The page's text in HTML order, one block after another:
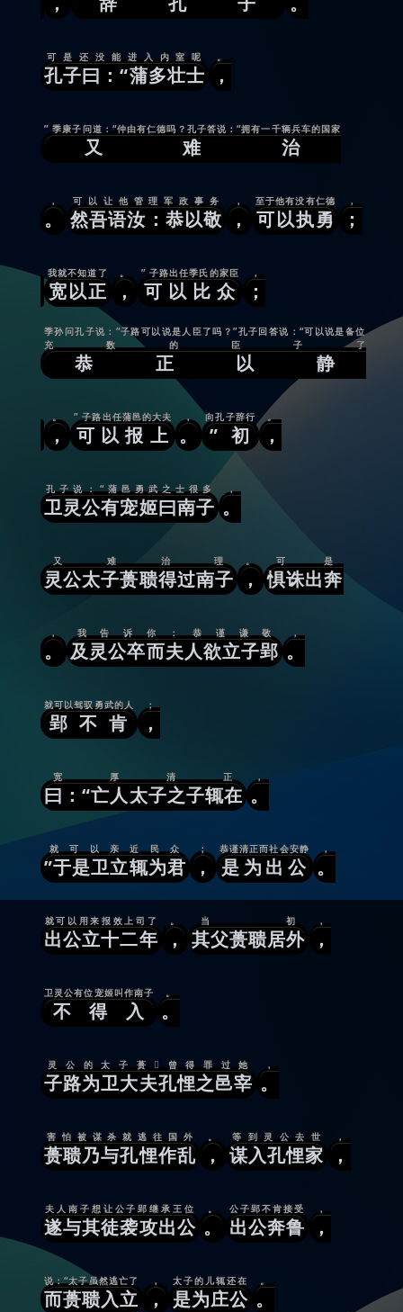
孔子曰：“蒲多壮士
可是还没能进入内室呢
，
。
又难治
” 季康子问道：“仲由有仁德吗？孔子答说：“拥有一千辆兵车的国家
。
，
然吾语汝：恭以敬
可以让他管理军政事务
，
，
可以执勇
至于他有没有仁德
；
，
宽以正
我就不知道了
，
。
可以比众
” 子路出任季氏的家臣
；
，
恭正以静
季孙问孔子说：“子路可以说是人臣了吗？”孔子回答说：“可以说是备位
充数的臣子了
，
。
可以报上
” 子路出任蒲邑的大夫
。
，
” 初
向孔子辞行
，
。
卫灵公有宠姬曰南子
孔子说：“蒲邑勇武之士很多
。
，
灵公太子蒉聩得过南子
又难治理
，
。
惧诛出奔
可是
。
，
及灵公卒而夫人欲立子郢
我告诉你：恭谨谦敬
。
，
郢不肯
就可以驾驭勇武的人
，
；
曰：“亡人太子之子辄在
宽厚清正
。
，
”于是卫立辄为君
就可以亲近民众
，
；
是为出公
恭谨清正而社会安静
。
，
出公立十二年
就可以用来报效上司了
，
。
其父蒉聩居外
当初
，
，
不得入
卫灵公有位宠姬叫作南子
。
。
子路为卫大夫孔悝之邑宰
灵公的太子蒉曾得罪过她
。
，
蒉聩乃与孔悝作乱
害怕被谋杀就逃往国外
，
。
谋入孔悝家
等到灵公去世
，
，
遂与其徒袭攻出公
夫人南子想让公子郢继承王位
。
。
出公奔鲁
公子郢不肯接受
，
，
而蒉聩入立
说：“太子虽然逃亡了
，
，
是为庄公
太子的儿辄还在
。
。